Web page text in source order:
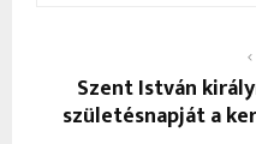
Szent István
születésnapját a